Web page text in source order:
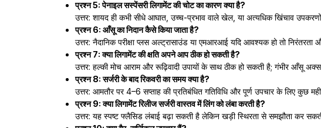
प्रश्न 5: पेनाइल सस्पेंसरी लिगामेंट की चोट का कारण क्या है?
उत्तर: शायद ही कभी सीधे आघात, उच्च-प्रभाव वाले खेल, या अत्यधिक खिंचाव
प्रश्न 6: आँसू का निदान कैसे किया जाता है?
उत्तर: नैदानिक परीक्षा प्लस अल्ट्रासाउंड या एमआरआई यदि आवश्यक हो तो
प्रश्न 7: क्या लिगामेंट की क्षति अपने आप ठीक हो सकती है?
उत्तर: हल्की मोच आराम और रूढ़िवादी उपायों के साथ ठीक हो सकती है; गंभीर आँसू
प्रश्न 8: सर्जरी के बाद रिकवरी का समय क्या है?
उत्तर: आमतौर पर 4–6 सप्ताह की प्रतिबंधित गतिविधि और पूर्ण उपचार के लिए कुछ
प्रश्न 9: क्या लिगामेंट रिलीज सर्जरी वास्तव में लिंग को लंबा करती है?
उत्तर: यह स्पष्ट फ्लैसिड लंबाई बढ़ा सकती है लेकिन खड़ी स्थिरता से समझौता कर